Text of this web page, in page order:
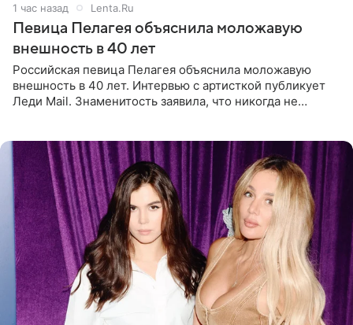
1 час назад Lenta.Ru
Певица Пелагея объяснила моложавую
внешность в 40 лет
Российская певица Пелагея объяснила моложавую
внешность в 40 лет. Интервью с артисткой публикует
Леди Mail. Знаменитость заявила, что никогда не